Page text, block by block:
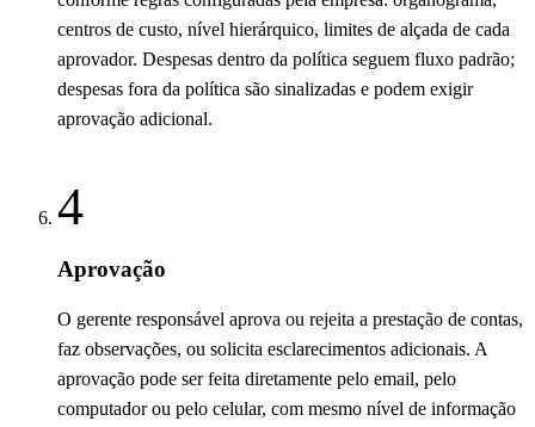
centros de custo, nível hierárquico, limites de alçada de cada
aprovador. Despesas dentro da política seguem fluxo padrão;
despesas fora da política são sinalizadas e podem exigir
aprovação adicional.
4
Aprovação
O gerente responsável aprova ou rejeita a prestação de contas,
faz observações, ou solicita esclarecimentos adicionais. A
aprovação pode ser feita diretamente pelo email, pelo
computador ou pelo celular, com mesmo nível de informação